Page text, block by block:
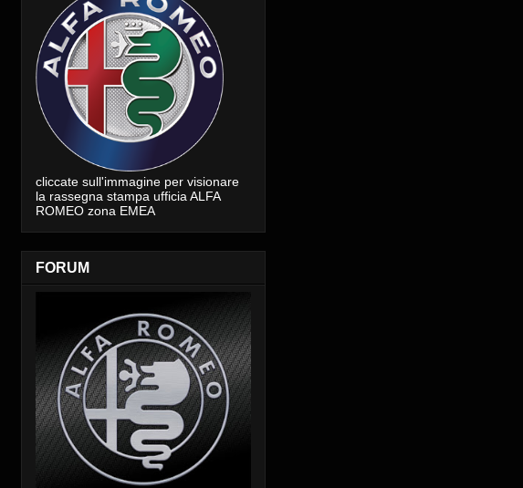
cliccate sull'immagine per visionare
la rassegna stampa ufficia ALFA
ROMEO zona EMEA
FORUM